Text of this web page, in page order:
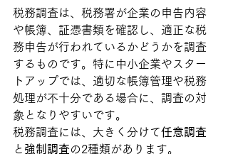
税務調査は、税務署が企業の申告内容
や帳簿、証憑書類を確認し、適正な税
務申告が行われているかどうかを調査
するものです。特に中小企業やスター
トアップでは、適切な帳簿管理や税務
処理が不十分である場合に、調査の対
象となりやすいです。
税務調査には、大きく分けて任意調査
と 強制調査の2種類があります。